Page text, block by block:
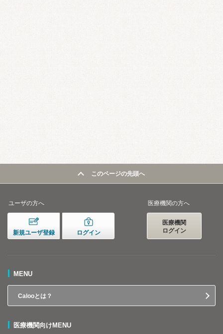
このページの先頭へ
ユーザの方へ
新規ユーザ登録 ログイン
医療機関の方へ
医療機関
ログイン
MENU
Calooとは？
医療機関向けMENU